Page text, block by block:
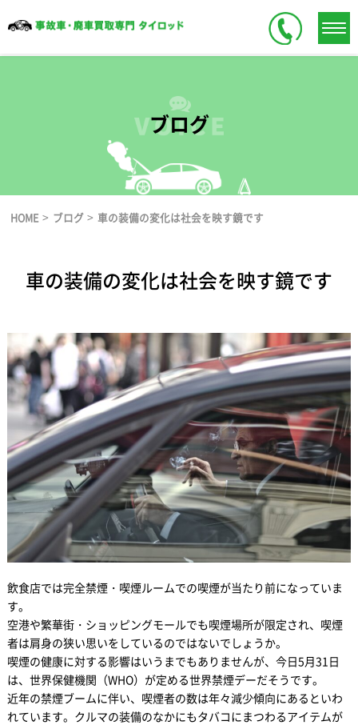
ブログ
HOME > ブログ > 車の装備の変化は社会を映す鏡です
車の装備の変化は社会を映す鏡です
飲食店では完全禁煙・喫煙ルームでの喫煙が当たり前になっていま
す。
空港や繁華街・ショッピングモールでも喫煙場所が限定され、喫煙
者は肩身の狭い思いをしているのではないでしょうか。
喫煙の健康に対する影響はいうまでもありませんが、今日5月31日
は、世界保健機関（WHO）が定める世界禁煙デーだそうです。
近年の禁煙ブームに伴い、喫煙者の数は年々減少傾向にあるといわ
れています。クルマの装備のなかにもタバコにまつわるアイテムが